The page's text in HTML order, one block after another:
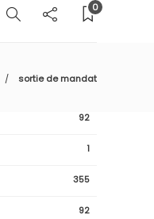
0
sortie de mandat
92
1
355
92